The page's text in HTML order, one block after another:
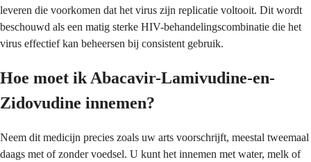
leveren die voorkomen dat het virus zijn replicatie voltooit. Dit wordt
beschouwd als een matig sterke HIV-behandelingscombinatie die het
virus effectief kan beheersen bij consistent gebruik.
Hoe moet ik Abacavir-Lamivudine-en-
Zidovudine innemen?
Neem dit medicijn precies zoals uw arts voorschrijft, meestal tweemaal
daags met of zonder voedsel. U kunt het innemen met water, melk of